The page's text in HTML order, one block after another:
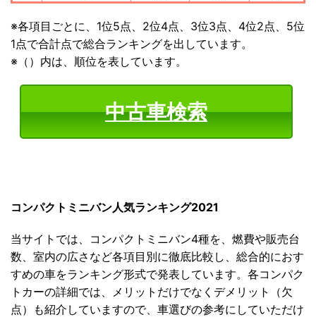
※各項目ごとに、1位5点、2位4点、3位3点、4位2点、5位
1点で合計点で総合ランキングを出しています。
※（）内は、順位を表しています。
中古車検索
コンパクトミニバン人気ランキング2021
当サイトでは、コンパクトミニバン4種を、燃費や販売台
数、室内の広さなど各項目別に徹底比較し、総合的におす
すめの車をランキング形式で発表しています。各コンパク
トカーの詳細では、メリットだけでなくデメリット（欠
点）も紹介していますので、車選びの参考にしていただけ